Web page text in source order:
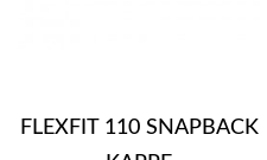
FLEXFIT 110 SNAPBACK